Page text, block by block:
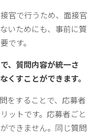
官で行うため、面接官
いためにも、事前に質
です。
、質問内容が統一さ
くすことができます。
をすることで、応募者
ットです。応募者ごと
できません。同じ質問